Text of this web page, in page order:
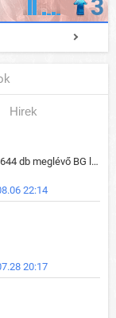
3
Hirek
149 új BG lap került be az adatbázisba, 644 db meglévő BG lap módosult, bekerültek az új képek a megváltozott lapokhoz is.
22:14
20:17